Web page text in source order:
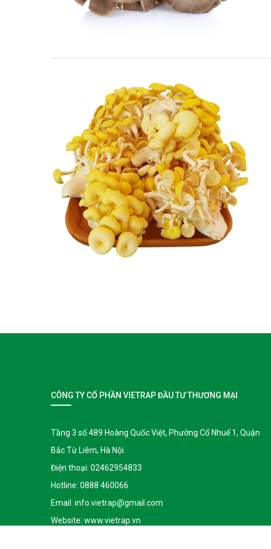
CÔNG TY CỔ PHẦN VIETRAP ĐẦU TƯ THƯƠNG MẠI
Tầng 3 số 489 Hoàng Quốc Việt, Phường Cổ Nhuế 1, Quận
Bắc Từ Liêm, Hà Nội
Điện thoại: 02462954833
Hotline: 0888 460066
Email: info.vietrap@gmail.com
Website: www.vietrap.vn